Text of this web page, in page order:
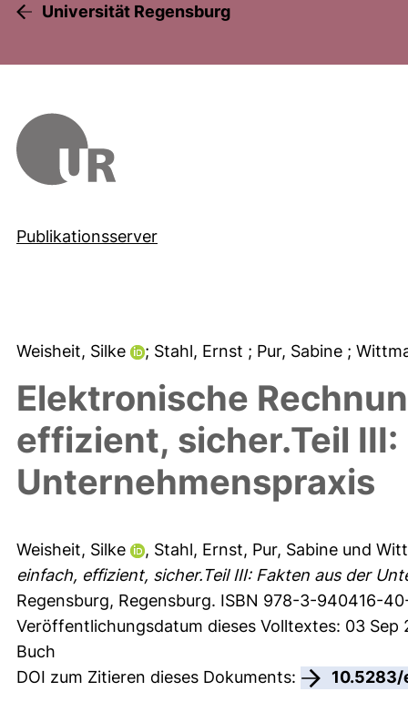
Universität Regensburg
Publikationsserver
Weisheit, Silke ; Stahl, Ernst ; Pur, Sabine ;
Elektronische
effizient, sicher.Teil
Unternehmenspraxis
Weisheit, Silke , Stahl, Ernst, Pur, Sabine und
einfach, effizient, sicher.Teil III: Fakten aus der
Regensburg, Regensburg. ISBN 978-3-940416-
Veröffentlichungsdatum dieses Volltextes: 03 Sep
Buch
DOI zum Zitieren dieses Dokuments: